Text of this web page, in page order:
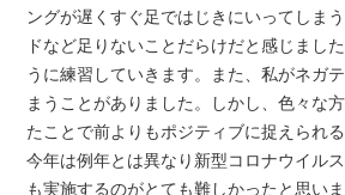
ングが遅くすぐ足ではじきにいってしま
ドなど足りないことだらけだと感じまし
うに練習していきます。また、私がネガ
まうことがありました。しかし、色々な
たことで前よりもポジティブに捉えられる
今年は例年とは異なり新型コロナウイル
も実施するのがとても難しかったと思い